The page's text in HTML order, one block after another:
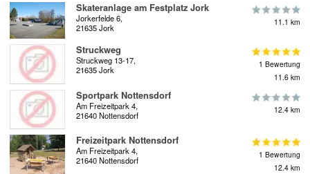
Skateranlage am Festplatz Jork
Jorkerfelde 6,
21635 Jork
11.1 km
Struckweg
Struckweg 13-17,
21635 Jork
1 Bewertung
11.6 km
Sportpark Nottensdorf
Am Freizeitpark 4,
21640 Nottensdorf
12.4 km
Freizeitpark Nottensdorf
Am Freizeitpark 4,
21640 Nottensdorf
1 Bewertung
12.4 km